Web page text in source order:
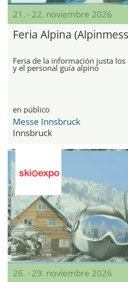
21. - 22. noviembre 2026
Feria Alpina
Feria de la información justa
y el personal guía alpino
en público
Messe Innsbruck
Innsbruck
26. - 29. noviembre 2026